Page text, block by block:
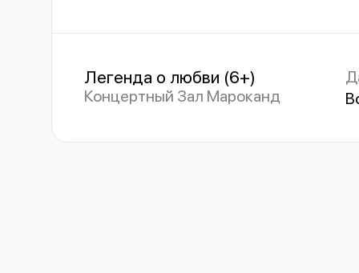
Легенда о любви (6+)
Концертный Зал Мароканд